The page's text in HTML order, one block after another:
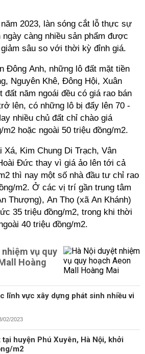
2023, làn sóng cắt lỗ thực sự
ngày càng nhiều sản phẩm được
sâu so với thời kỳ đỉnh giá.
Đông Anh, những lô đất mặt tiền
Nguyên Khê, Đông Hội, Xuân
năm ngoái đều có giá rao bán
lên, có những lô bị đẩy lên 70 -
nhiều chủ đất chỉ chào giá
m2 hoặc ngoài 50 triệu đồng/m2.
Kim Chung Di Trạch, Vân
Đức thay vì giá ảo lên tới cả
thì nay một số nhà đầu tư chỉ rao
m2. Ở các vị trí gần trung tâm
Thượng), An Thọ (xã An Khánh)
35 triệu đồng/m2, trong khi thời
40 triệu đồng/m2.
vụ quy
Hoàng
lĩnh vực xây dựng phát sinh nhiều vi
02/2023
huyện Phú Xuyên, Hà Nội, khởi
m2